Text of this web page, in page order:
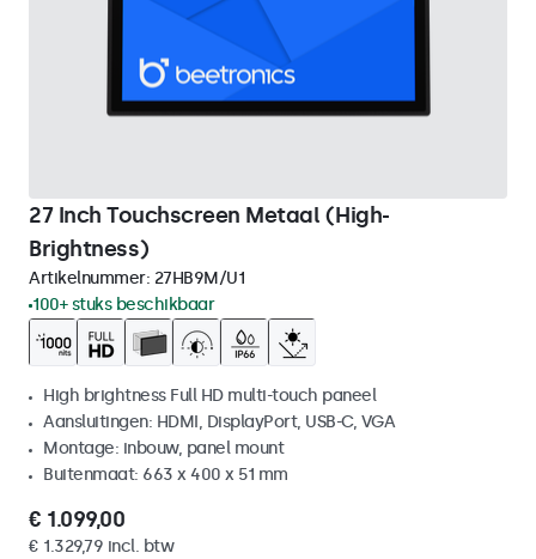
27 Inch Touchscreen Metaal (High-
Brightness)
Artikelnummer: 27HB9M/U1
100+ stuks beschikbaar
High brightness Full HD multi-touch paneel
Aansluitingen: HDMI, DisplayPort, USB-C, VGA
Montage: inbouw, panel mount
Buitenmaat: 663 x 400 x 51 mm
€ 1.099,00
€ 1.329,79 incl. btw